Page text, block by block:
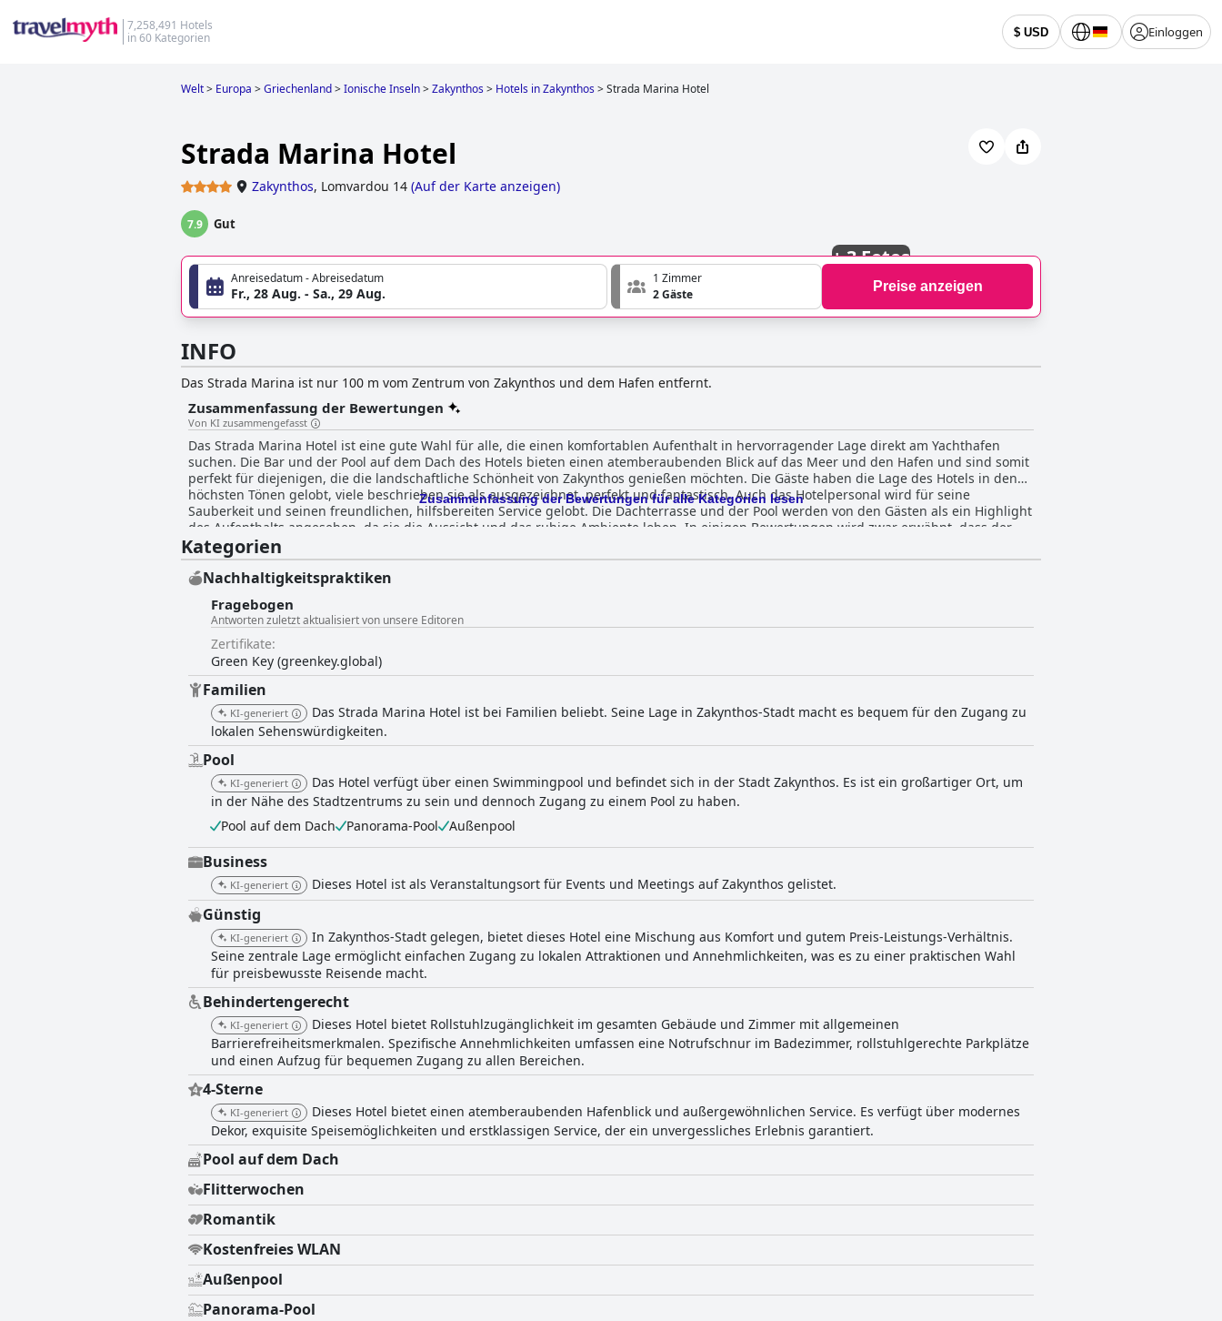
7,258,491 Hotels
in 60 Kategorien
$ USD Einloggen
Welt> Europa >Griechenland>Ionische Inseln>Zakynthos> Hotels in Zakynthos>Strada Marina Hotel
Strada Marina Hotel
Zakynthos, Lomvardou 14 (Auf der Karte anzeigen)
7.9 Gut
+3 Fotos
Anreisedatum - Abreisedatum
Fr., 28 Aug. - Sa., 29 Aug.
1 Zimmer
2 Gäste
Preise anzeigen
INFO
Das Strada Marina ist nur 100 m vom Zentrum von Zakynthos und dem Hafen entfernt.
Zusammenfassung der Bewertungen
Von KI zusammengefasst
Das Strada Marina Hotel ist eine gute Wahl für alle, die einen komfortablen Aufenthalt in hervorragender Lage direkt am Yachthafen
suchen. Die Bar und der Pool auf dem Dach des Hotels bieten einen atemberaubenden Blick auf das Meer und den Hafen und sind somit
perfekt für diejenigen, die die landschaftliche Schönheit von Zakynthos genießen möchten. Die Gäste haben die Lage des Hotels in den
höchsten Tönen gelobt, viele beschrieben sie als ausgezeichnet, perfekt und fantastisch. Auch das Hotelpersonal wird für seine
Sauberkeit und seinen freundlichen, hilfsbereiten Service gelobt. Die Dachterrasse und der Pool werden von den Gästen als ein Highlight
des Aufenthalts angesehen, da sie die Aussicht und das ruhige Ambiente loben. In einigen Bewertungen wird zwar erwähnt, dass der
Pool eher klein ist, aber insgesamt haben die Gäste positive Erfahrungen mit dem Poolbereich und seinen Annehmlichkeiten gemacht.
Das Frühstücksbuffet wird im Allgemeinen als gut beschrieben, mit einigen wenigen Ausnahmen, die über die begrenzte Auswahl
enttäuscht waren. Die Zimmer des Hotels sind ein geeigneter Ausgangspunkt für die Erkundung der Umgebung und werden von den
Gästen als sauber, geräumig und komfortabel beschrieben, mit Betten guter Größe und freundlichem Personal. Insgesamt bietet das
Strada Marina Hotel einen zufriedenstellenden Aufenthalt für diejenigen, die eine preisgünstige Option suchen.
Zusammenfassung der Bewertungen für alle Kategorien lesen
Kategorien
Nachhaltigkeitspraktiken
Fragebogen
Antworten zuletzt aktualisiert von unsere Editoren
Zertifikate:
Green Key (greenkey.global)
Familien
KI-generiert
Das Strada Marina Hotel ist bei Familien beliebt. Seine Lage in Zakynthos-Stadt macht es bequem für den Zugang zu
lokalen Sehenswürdigkeiten.
Pool
KI-generiert
Das Hotel verfügt über einen Swimmingpool und befindet sich in der Stadt Zakynthos. Es ist ein großartiger Ort, um
in der Nähe des Stadtzentrums zu sein und dennoch Zugang zu einem Pool zu haben.
Pool auf dem Dach
Panorama-Pool Außenpool
Business
KI-generiert Dieses Hotel ist als Veranstaltungsort für Events und Meetings auf Zakynthos gelistet.
Günstig
KI-generiert
In Zakynthos-Stadt gelegen, bietet dieses Hotel eine Mischung aus Komfort und gutem Preis-Leistungs-Verhältnis.
Seine zentrale Lage ermöglicht einfachen Zugang zu lokalen Attraktionen und Annehmlichkeiten, was es zu einer praktischen Wahl
für preisbewusste Reisende macht.
Behindertengerecht
KI-generiert
Dieses Hotel bietet Rollstuhlzugänglichkeit im gesamten Gebäude und Zimmer mit allgemeinen
Barrierefreiheitsmerkmalen. Spezifische Annehmlichkeiten umfassen eine Notrufschnur im Badezimmer, rollstuhlgerechte Parkplätze
und einen Aufzug für bequemen Zugang zu allen Bereichen.
4-Sterne
KI-generiert
Dieses Hotel bietet einen atemberaubenden Hafenblick und außergewöhnlichen Service. Es verfügt über modernes
Dekor, exquisite Speisemöglichkeiten und erstklassigen Service, der ein unvergessliches Erlebnis garantiert.
Pool auf dem Dach
Flitterwochen
Romantik
Kostenfreies WLAN
Außenpool
Panorama-Pool